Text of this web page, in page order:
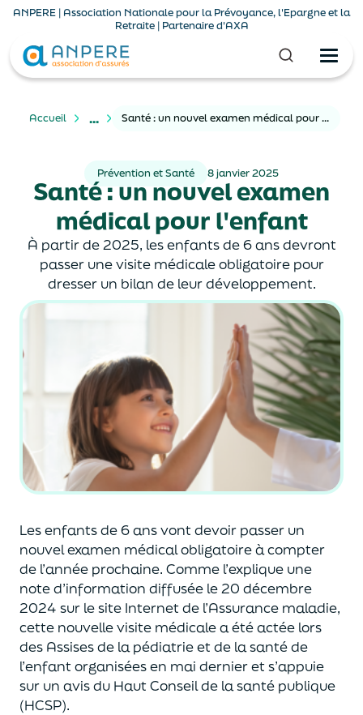
ANPERE | Association Nationale pour la Prévoyance, l'Epargne et la
Retraite | Partenaire d'AXA
Accueil ... Santé : un nouvel examen médical pour l'enfant
Prévention et Santé 8 janvier 2025
Santé : un nouvel examen
médical pour l'enfant
À partir de 2025, les enfants de 6 ans devront
passer une visite médicale obligatoire pour
dresser un bilan de leur développement.
Les enfants de 6 ansvont devoir passer un
nouvel examen médicalobligatoire à compter
de l’année prochaine. Comme l’explique une
note d’information diffusée le 20 décembre
2024 sur le site Internet de l’Assurance maladie,
cette nouvelle visite médicale a été actée lors
des Assises de la pédiatrie et de la santé de
l’enfant organisées en mai dernier et s’appuie
sur un avis du HautConseilde la santé publique
(HCSP).